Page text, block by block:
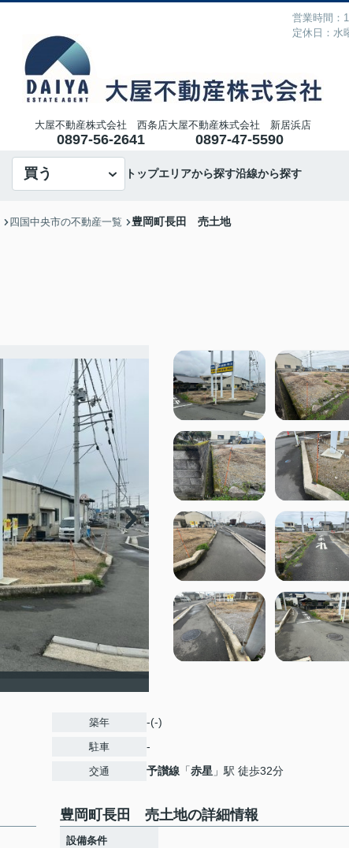
営業時間：
定休日：水
大屋不動産株式会社 西条店
0897-56-2641
大屋不動産株式会社 新居浜店
0897-47-5590
買う トップエリアから探す沿線から探す
四国中央市の不動産一覧 豊岡町長田 売土地
築年 -(-)
駐車 -
交通 予讃線 「赤星 」駅 徒歩32分
豊岡町長田 売土地の詳細情報
設備条件